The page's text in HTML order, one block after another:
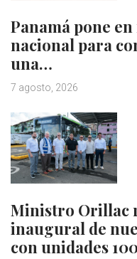
Panamá pone
nacional para
una…
7 agosto, 2026
Ministro Orillac
inaugural de
con unidades